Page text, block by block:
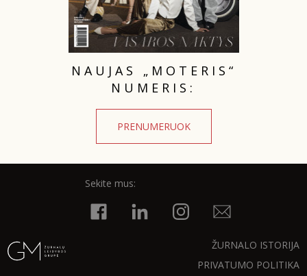
NAUJAS „MOTERIS“
NUMERIS:
PRENUMERUOK
Sekite mus:
ŽURNALO ISTORIJA
PRIVATUMO POLITIKA